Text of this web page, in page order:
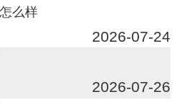
么样
2026-07-24
2026-07-26